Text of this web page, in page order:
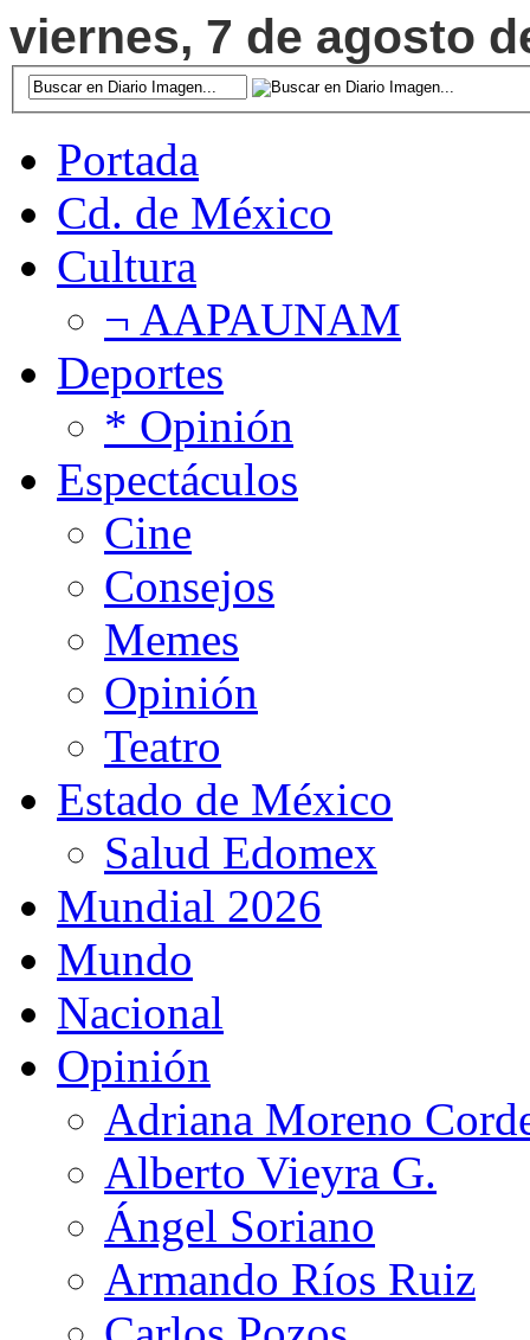
viernes, 7 de agosto
Portada
Cd. de México
Cultura
¬ AAPAUNAM
Deportes
* Opinión
Espectáculos
Cine
Consejos
Memes
Opinión
Teatro
Estado de México
Salud Edomex
Mundial 2026
Mundo
Nacional
Opinión
Adriana Moreno
Alberto Vieyra G.
Ángel Soriano
Armando Ríos Ruiz